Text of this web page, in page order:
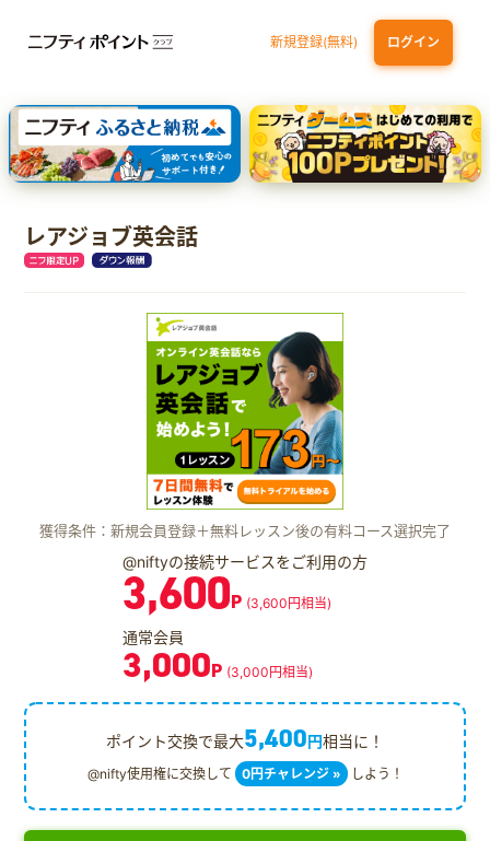
新規登録(無料) ログイン
dカード GOLD 三井住友カード ゴールド（NL）（家族カード発行）
【実質初月無料】DMM | Disney+(ディズニープラス) セットプラン
SBI証券 確定拠出年金（iDeCo）
レアジョブ英会話
獲得条件：新規会員登録＋無料レッスン後の有料コース選択完了
@niftyの接続サービスをご利用の方
3,600P (3,600円相当)
通常会員
3,000P (3,000円相当)
ポイント交換で最大5,400円相当に！
@nifty使用権に交換して 0円チャレンジ » しよう！